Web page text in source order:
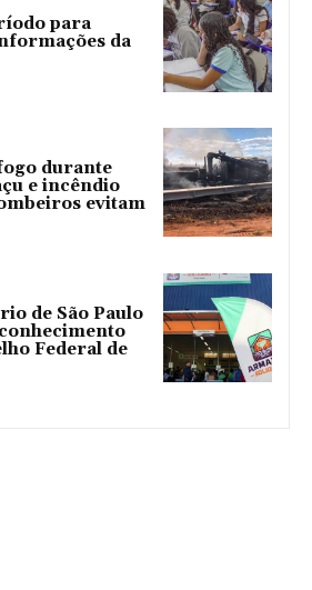
para
da
durante
e incêndio
evitam
de São Paulo
Federal de